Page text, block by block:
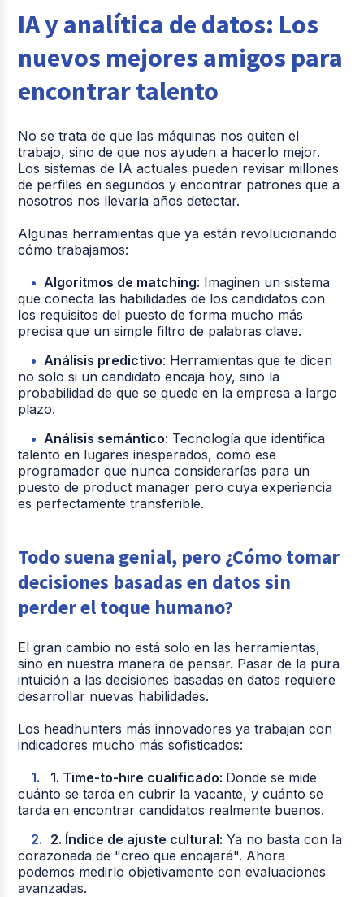
IA y analítica de datos: Los
nuevos mejores amigos para
encontrar talento
No se trata de que las máquinas nos quiten el
trabajo, sino de que nos ayuden a hacerlo mejor.
Los sistemas de IA actuales pueden revisar millones
de perfiles en segundos y encontrar patrones que a
nosotros nos llevaría años detectar.
Algunas herramientas que ya están revolucionando
cómo trabajamos:
Algoritmos de matching: Imaginen un sistema
que conecta las habilidades de los candidatos con
los requisitos del puesto de forma mucho más
precisa que un simple filtro de palabras clave.
Análisis predictivo: Herramientas que te dicen
no solo si un candidato encaja hoy, sino la
probabilidad de que se quede en la empresa a largo
plazo.
Análisis semántico: Tecnología que identifica
talento en lugares inesperados, como ese
programador que nunca considerarías para un
puesto de product manager pero cuya experiencia
es perfectamente transferible.
Todo suena genial, pero ¿Cómo tomar
decisiones basadas en datos sin
perder el toque humano?
El gran cambio no está solo en las herramientas,
sino en nuestra manera de pensar. Pasar de la pura
intuición a las decisiones basadas en datos requiere
desarrollar nuevas habilidades.
Los headhunters más innovadores ya trabajan con
indicadores mucho más sofisticados:
1. Time-to-hire cualificado: Donde se mide
cuánto se tarda en cubrir la vacante, y cuánto se
tarda en encontrar candidatos realmente buenos.
2. Índice de ajuste cultural: Ya no basta con la
corazonada de "creo que encajará". Ahora
podemos medirlo objetivamente con evaluaciones
avanzadas.